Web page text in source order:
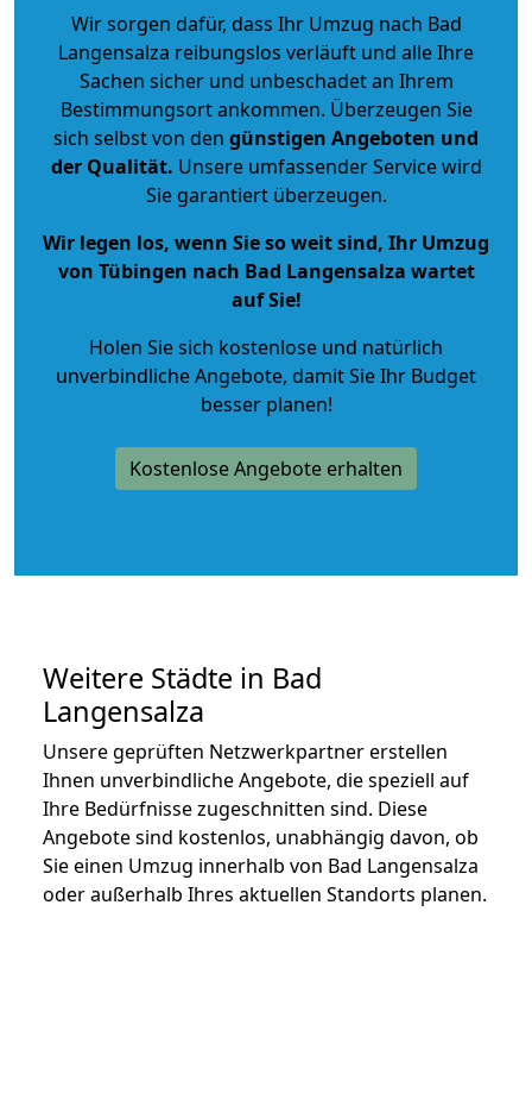
Wir sorgen dafür, dass Ihr Umzug nach Bad
Langensalza reibungslos verläuft und alle Ihre
Sachen sicher und unbeschadet an Ihrem
Bestimmungsort ankommen. Überzeugen Sie
sich selbst von den günstigen Angeboten und
der Qualität. Unsere umfassender Service wird
Sie garantiert überzeugen.
Wir legen los, wenn Sie so weit sind, Ihr Umzug
von Tübingen nach Bad Langensalza wartet
auf Sie!
Holen Sie sich kostenlose und natürlich
unverbindliche Angebote, damit Sie Ihr Budget
besser planen!
Kostenlose Angebote erhalten
Weitere Städte in Bad
Langensalza
Unsere geprüften Netzwerkpartner erstellen
Ihnen unverbindliche Angebote, die speziell auf
Ihre Bedürfnisse zugeschnitten sind. Diese
Angebote sind kostenlos, unabhängig davon, ob
Sie einen Umzug innerhalb von Bad Langensalza
oder außerhalb Ihres aktuellen Standorts planen.